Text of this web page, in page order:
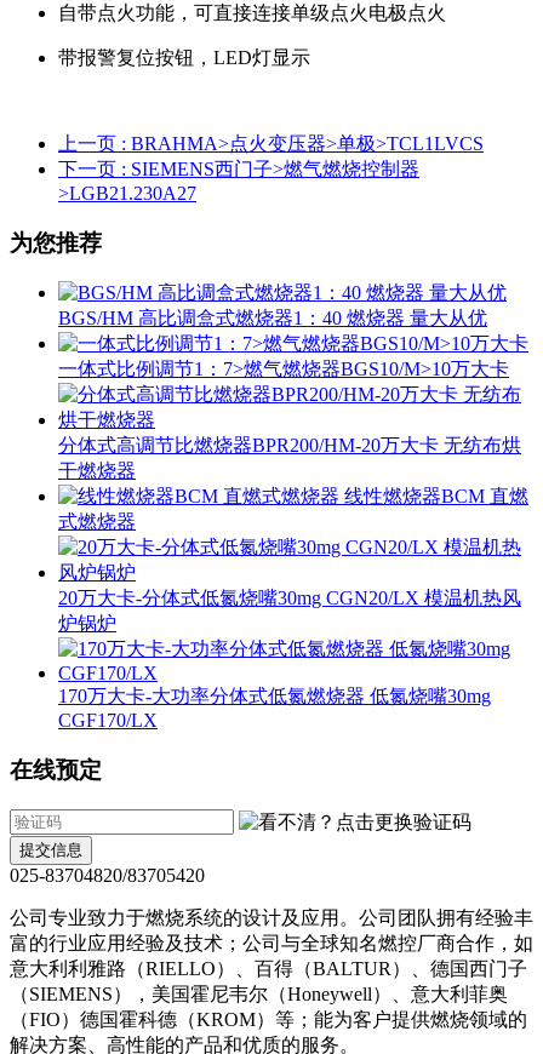
自带点火功能，可直接连接单级点火电极点火
带报警复位按钮，LED灯显示
上一页 : BRAHMA>点火变压器>单极>TCL1LVCS
下一页 : SIEMENS西门子>燃气燃烧控制器
>LGB21.230A27
为您推荐
BGS/HM 高比调盒式燃烧器1：40 燃烧器 量大从优
一体式比例调节1：7>燃气燃烧器BGS10/M>10万大卡
分体式高调节比燃烧器BPR200/HM-20万大卡 无纺布烘
干燃烧器
线性燃烧器BCM 直燃
式燃烧器
20万大卡-分体式低氮烧嘴30mg CGN20/LX 模温机热风
炉锅炉
170万大卡-大功率分体式低氮燃烧器 低氮烧嘴30mg
CGF170/LX
在线预定
提交信息
025-83704820/83705420
公司专业致力于燃烧系统的设计及应用。公司团队拥有经验丰
富的行业应用经验及技术；公司与全球知名燃控厂商合作，如
意大利利雅路（RIELLO）、百得（BALTUR）、德国西门子
（SIEMENS），美国霍尼韦尔（Honeywell）、意大利菲奥
（FIO）德国霍科德（KROM）等；能为客户提供燃烧领域的
解决方案、高性能的产品和优质的服务。